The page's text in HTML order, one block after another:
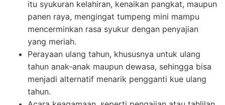
itu syukuran kelahiran, kenaikan pangkat, maupun
panen raya, mengingat tumpeng mini mampu
mencerminkan rasa syukur dengan penyajian
yang meriah.
Perayaan ulang tahun, khususnya untuk ulang
tahun anak-anak maupun dewasa, sehingga bisa
menjadi alternatif menarik pengganti kue ulang
tahun.